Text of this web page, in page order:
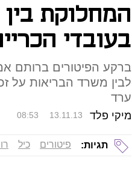
המחלוקת
בעובדי
ברקע הפיטורים ברותם
לבין משרד הבריאות על
ערד
מיקי פלד 08:53 13.11.13
תגיות: פיטורים כיל